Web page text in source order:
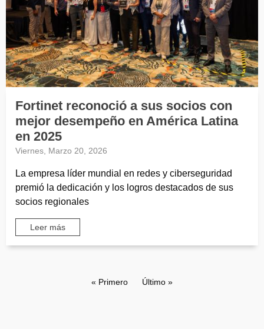
Fortinet reconoció a sus socios con
mejor desempeño en América Latina
en 2025
Viernes, Marzo 20, 2026
La empresa líder mundial en redes y ciberseguridad
premió la dedicación y los logros destacados de sus
socios regionales
Leer más
Primera página
« Primero Última página
Último »